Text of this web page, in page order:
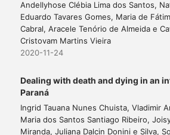
Andellyhose Clébia Lima dos Santos,
Eduardo Tavares Gomes, Maria de
Cabral, Aracele Tenório de Almeida e
Cristovam Martins Vieira
2020-11-24
Dealing with death and dying in an
Paraná
Ingrid Tauana Nunes Chuista, Vladimir
Maria dos Santos Santiago Ribeiro,
Miranda, Juliana Dalcin Donini e Silva,